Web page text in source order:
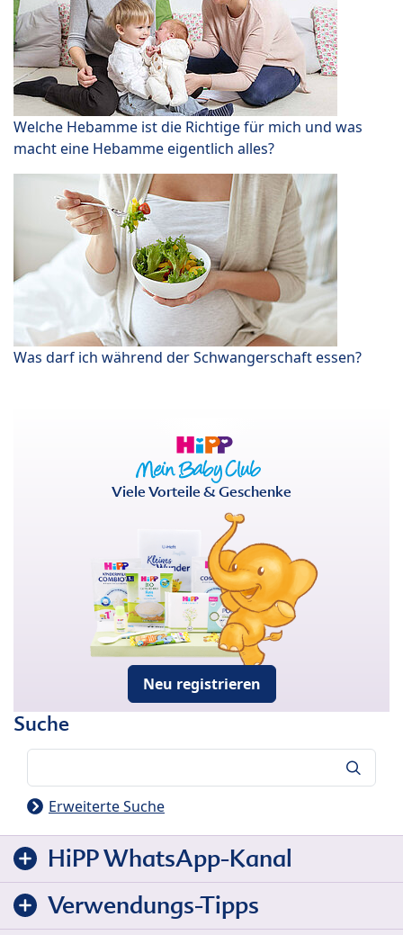
Welche Hebamme ist die Richtige für mich und was
macht eine Hebamme eigentlich alles?
Was darf ich während der Schwangerschaft essen?
Viele Vorteile & Geschenke
Neu registrieren
Suche
Erweiterte Suche
HiPP WhatsApp-Kanal
Verwendungs-Tipps